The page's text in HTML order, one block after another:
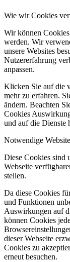
Wie wir Cookies
Wir können
werden. Wir
unsere Websites
Nutzererfahrung
anpassen.
Klicken Sie auf die
mehr zu erfahren.
ändern. Beachten
Cookies
und auf die Dienste
Notwendige
Diese Cookies sind
Webseite
stellen.
Da diese Cookies
und Funktionen
Auswirkungen auf
können Cookies
dieser Webseite
Cookies zu
erneut besuchen.